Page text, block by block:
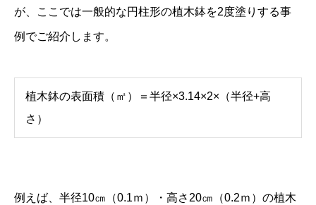
が、ここでは一般的な円柱形の植木鉢を2度塗りする事
例でご紹介します。
植木鉢の表面積（㎡）＝半径×3.14×2×（半径+高
さ）
例えば、半径10㎝（0.1ｍ）・高さ20㎝（0.2ｍ）の植木